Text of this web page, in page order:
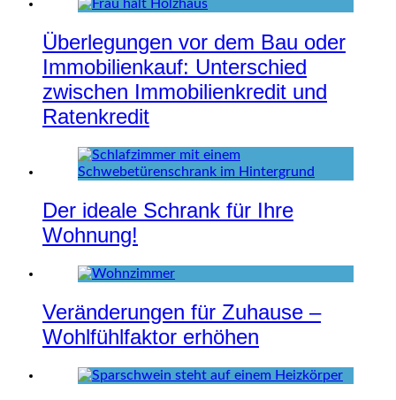
Überlegungen vor dem Bau oder
Immobilienkauf: Unterschied
zwischen Immobilienkredit und
Ratenkredit
Der ideale Schrank für Ihre
Wohnung!
Veränderungen für Zuhause –
Wohlfühlfaktor erhöhen